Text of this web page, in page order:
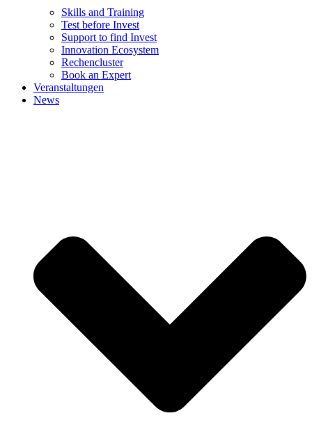
Skills and Training
Test before Invest
Support to find Invest
Innovation Ecosystem
Rechencluster​
Book an Expert
Veranstaltungen
News